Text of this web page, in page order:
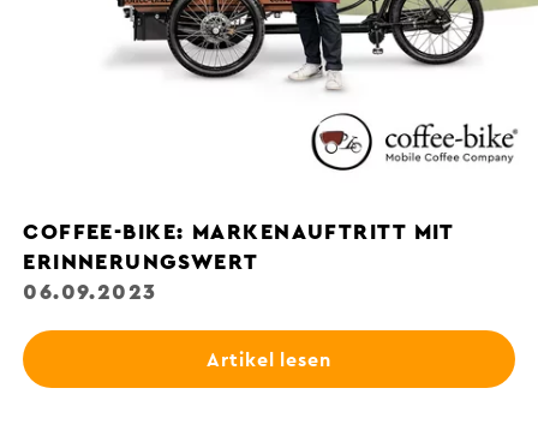
COFFEE-BIKE: MARKENAUFTRITT MIT
ERINNERUNGSWERT
06.09.2023
Artikel lesen